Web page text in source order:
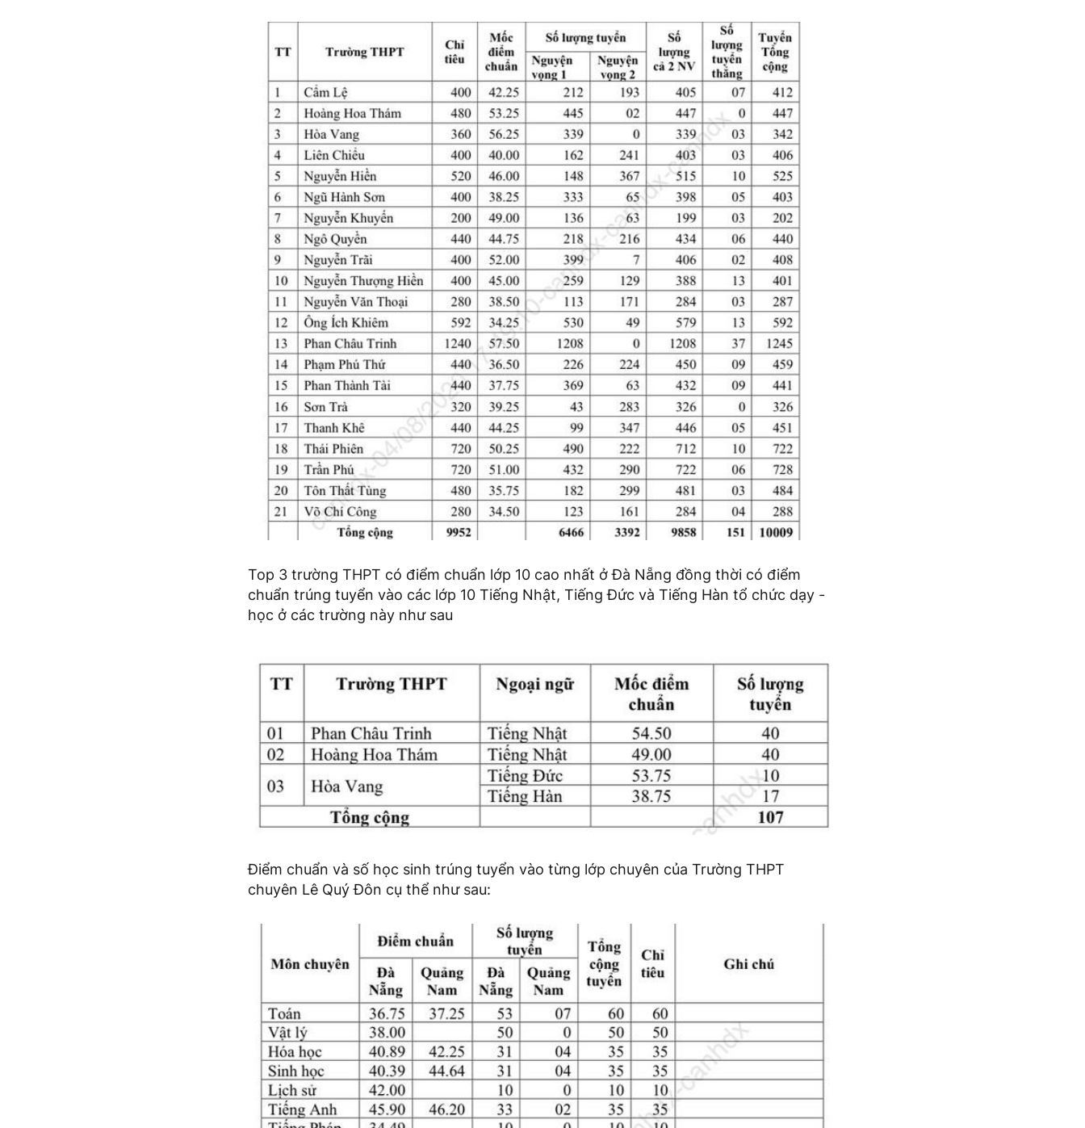
Top 3 trường THPT có điểm chuẩn lớp 10 cao nhất ở Đà Nẵng đồng thời có điểm
chuẩn trúng tuyển vào các lớp 10 Tiếng Nhật, Tiếng Đức và Tiếng Hàn tổ chức dạy -
học ở các trường này như sau
Điểm chuẩn và số học sinh trúng tuyển vào từng lớp chuyên của Trường THPT
chuyên Lê Quý Đôn cụ thể như sau: